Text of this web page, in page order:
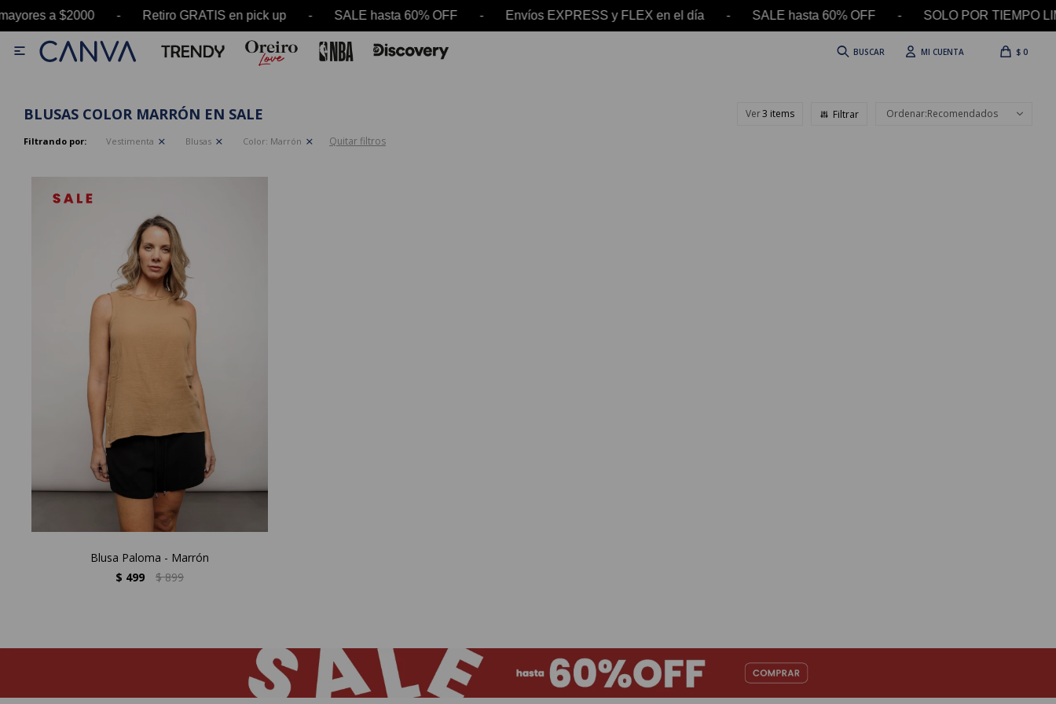
a $2000 - Retiro GRATIS en pick up - SALE hasta 60% OFF - Envíos EXPRESS y FLEX en el día - SALE hasta 60% OFF - SOLO POR TIEMPO
$ 0

BLUSAS COLOR MARRÓN EN SALE Ver Recomendados
Filtrando por: Vestimenta Blusas Color: Marrón Quitar filtros
Blusa Paloma - Marrón
$ 499 $ 899